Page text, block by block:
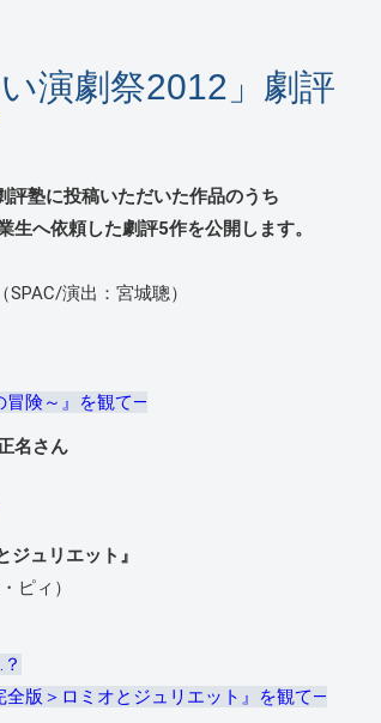
演劇祭2012」劇評
評塾に投稿いただいた作品のうち
へ依頼した劇評5作を公開します。
（SPAC/演出：宮城聰）
冒険～』を観て―
名さん
ュリエット』
ピィ）
版＞ロミオとジュリエット』を観て―